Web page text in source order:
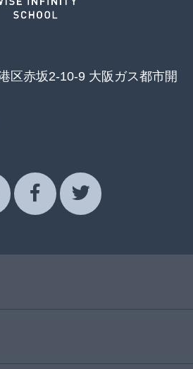
区赤坂2-10-9 大阪ガス都市開